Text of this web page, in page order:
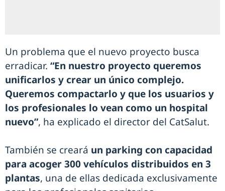
Un problema que el nuevo proyecto busca
erradicar. “En nuestro proyecto queremos
unificarlos y crear un único complejo.
Queremos compactarlo y que los usuarios y
los profesionales lo vean como un hospital
nuevo”, ha explicado el director del CatSalut.
También se creará un parking con capacidad
para acoger 300 vehículos distribuidos en 3
plantas, una de ellas dedicada exclusivamente